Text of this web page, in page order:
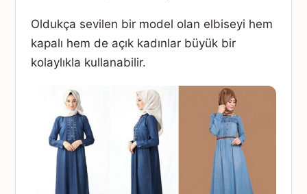
Oldukça sevilen bir model olan elbiseyi hem
kapalı hem de açık kadınlar büyük bir
kolaylıkla kullanabilir.